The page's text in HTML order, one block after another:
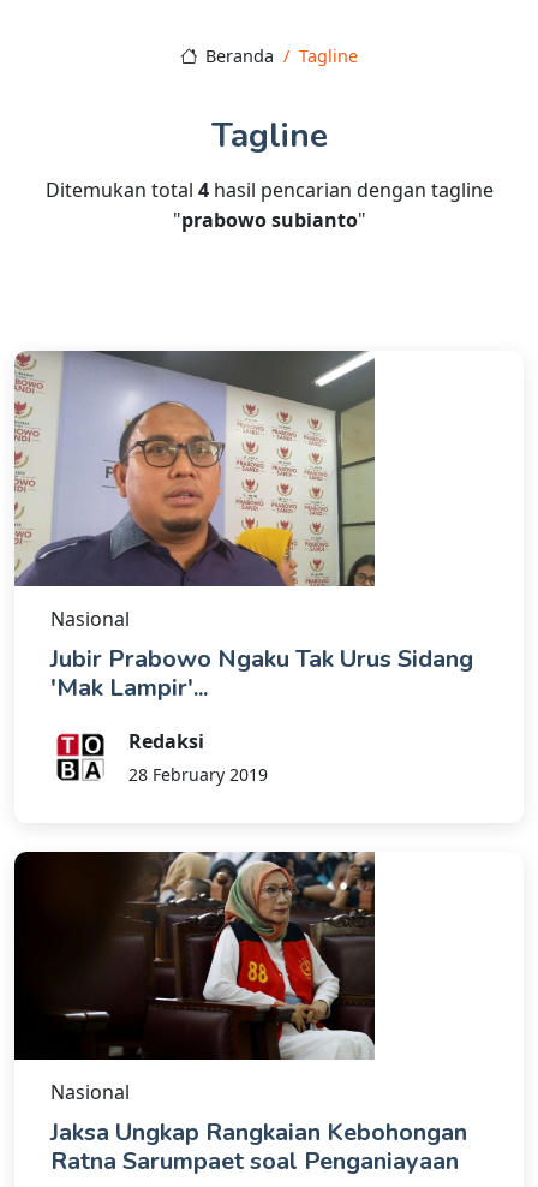
Beranda Tagline
Tagline
Ditemukan total 4hasil pencarian dengan tagline
"prabowo subianto"
Nasional
Jubir Prabowo Ngaku Tak Urus Sidang
'Mak Lampir'...
Redaksi
28 February 2019
Nasional
Jaksa Ungkap Rangkaian Kebohongan
Ratna Sarumpaet soal Penganiayaan